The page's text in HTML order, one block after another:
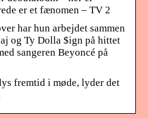
er et fænomen – TV 2
har hun arbejdet sammen
og Ty Dolla $ign på hittet
sangeren Beyoncé på
fremtid i møde, lyder det